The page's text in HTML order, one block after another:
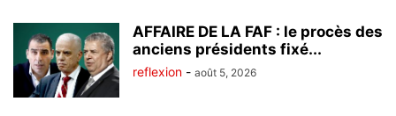
AFFAIRE DE LA FAF : le procès des
anciens présidents fixé...
reflexion - août 5, 2026